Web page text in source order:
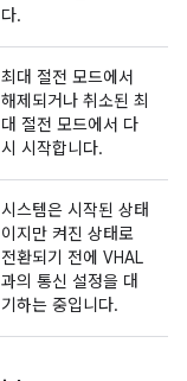
다.
최대 절전 모드에서
해제되거나 취소된 최
대 절전 모드에서 다
시 시작합니다.
시스템은 시작된 상태
이지만 켜진 상태로
전환되기 전에 VHAL
과의 통신 설정을 대
기하는 중입니다.